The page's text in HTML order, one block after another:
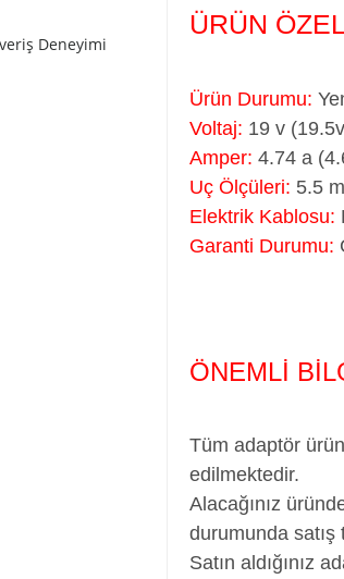
Deneyimi
ÜRÜN
Ürün Durumu:
Voltaj: 19 v
Amper: 4.74 a
Uç Ölçüleri: 5.5
Elektrik Kablosu:
Garanti Durumu:
ÖNEMLİ
Tüm adaptör
edilmektedir.
Alacağınız
durumunda
Satın aldığınız